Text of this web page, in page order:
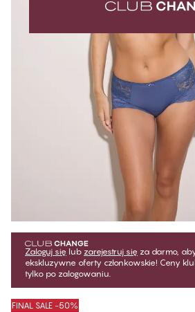
Zaloguj się lub zarejestruj się za darmo,
ekskluzywne oferty członkowskie! Ceny
tylko po zalogowaniu.
FINAL SALE -50%